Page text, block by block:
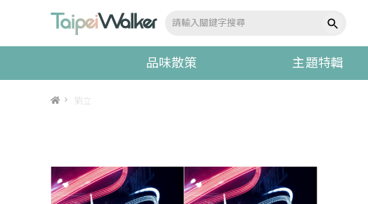
品味散策 主題特輯
> 劉立